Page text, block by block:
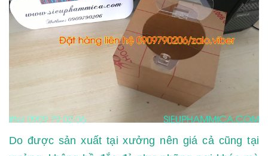
Do được sản xuất tại xưởng nên giá cả cũng tại